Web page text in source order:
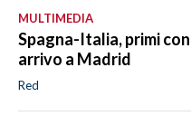
MULTIMEDIA
Spagna-Italia, primi
arrivo a Madrid
Red